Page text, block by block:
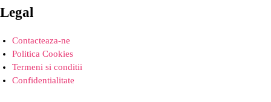
Legal
Contacteaza-ne
Politica Cookies
Termeni si conditii
Confidentialitate